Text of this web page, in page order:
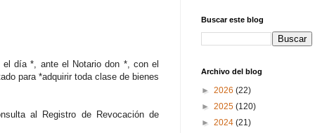
el día *, ante el Notario don *, con el
para *adquirir toda clase de bienes
al Registro de Revocación de
Buscar este blog
Archivo del blog
► 2026 (22)
► 2025 (120)
► 2024 (21)